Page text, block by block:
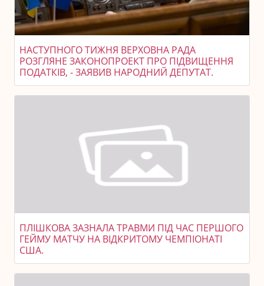
НАСТУПНОГО ТИЖНЯ ВЕРХОВНА РАДА
РОЗГЛЯНЕ ЗАКОНОПРОЕКТ ПРО ПІДВИЩЕННЯ
ПОДАТКІВ, - ЗАЯВИВ НАРОДНИЙ ДЕПУТАТ.
ПЛІШКОВА ЗАЗНАЛА ТРАВМИ ПІД ЧАС ПЕРШОГО
ГЕЙМУ МАТЧУ НА ВІДКРИТОМУ ЧЕМПІОНАТІ
США.